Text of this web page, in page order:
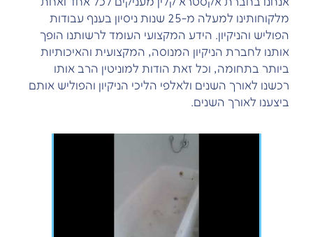
אנחנו בחברת אקסטרא קלין מעניקים לכל אחד ואחת
מלקוחותינו למעלה מ-25 שנות ניסיון בענף עבודות
הפוליש והניקיון. הידע המקצועי העומד לרשותנו הופך
אותנו לחברת הניקיון המנוסה, המקצועית והאיכותיות
ביותר בתחומה, וכל זאת הודות למוניטין הרב אותו
רכשנו לאורך השנים ולאלפי הליכי הניקיון והפוליש אותם
ביצענו לאורך השנים.